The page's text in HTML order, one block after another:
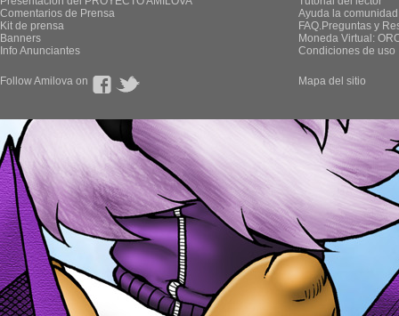
Comentarios de Prensa
Kit de prensa
Banners
Info Anunciantes
Ayuda la
FAQ.Preguntas y
Moneda Virtual:
Condiciones de uso
Follow Amilova on Mapa del sitio